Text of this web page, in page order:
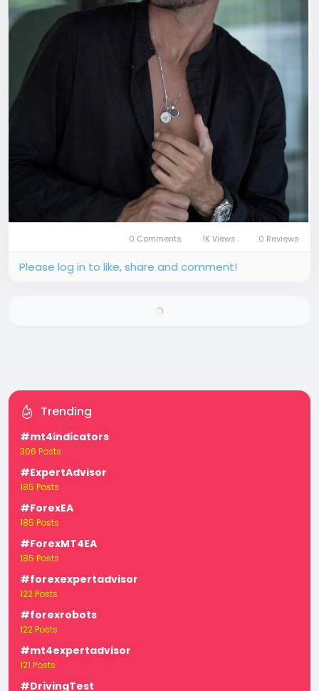
0 Comments 1K Views 0 Reviews
Please log in to like, share and comment!
Trending
#mt4indicators
306 Posts
#ExpertAdvisor
185 Posts
#ForexEA
185 Posts
#ForexMT4EA
185 Posts
#forexexpertadvisor
122 Posts
#forexrobots
122 Posts
#mt4expertadvisor
121 Posts
#DrivingTest